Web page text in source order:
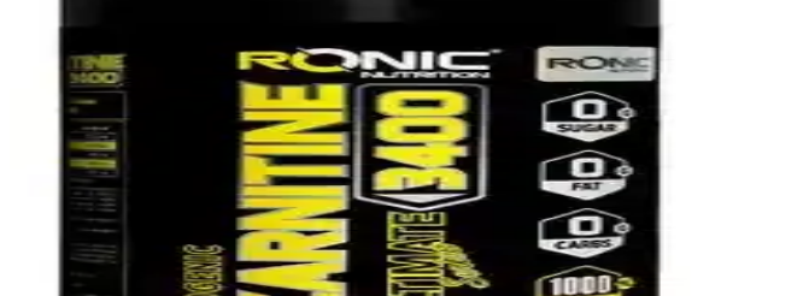
2025'te Solgar L-Carnitine ile Enerji ve Cilt Sağlığınızda Devrim
Solgar L-Carnitine ile enerji seviyenizi artırın, cildinizi gençleştirin. 2025'in en etkili takviyesini hemen
Hardline Nutrition L-Carnitin Thermo ve Kingsize Nutrition Thermo Carnitine
İki popüler L-Karnitin ürünü Hardline ve Kingsize Nutrition'un özellikleri, kullanıcı yorumları ve
seçebilirsiniz.
Hardline Nutrition L-Karnitin Matrix ve SAT Nutrition L-Carnitine
Bu karşılaştırmada Hardline Nutrition ve SAT Nutrition'un L-Karnitin ürünleri detaylı inceleniyor. Enerji